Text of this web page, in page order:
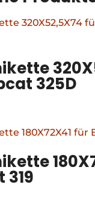
325D
319